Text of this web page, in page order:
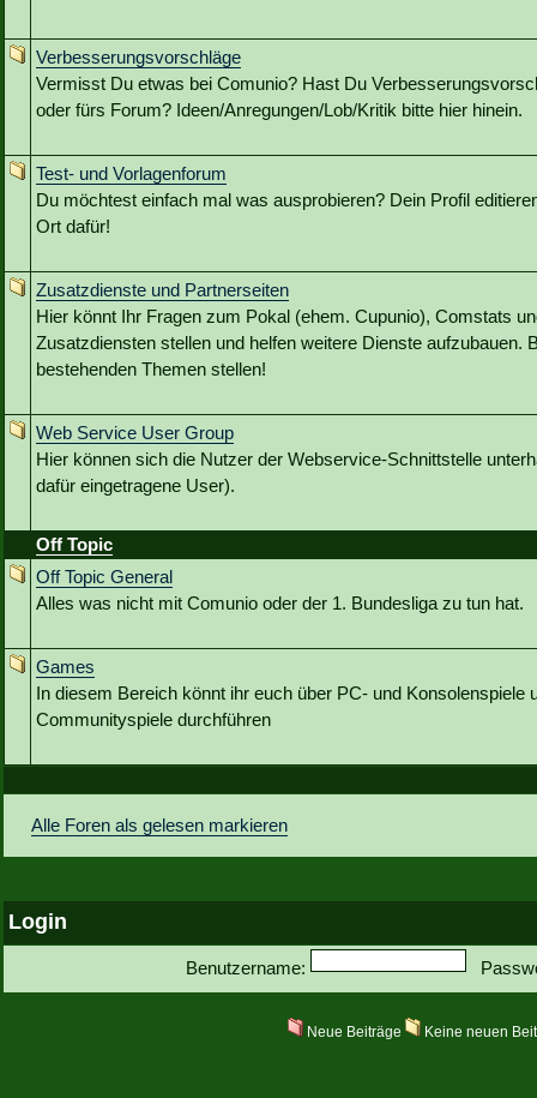
Verbesserungsvorschläge
Vermisst Du etwas bei Comunio? Hast Du
oder fürs Forum? Ideen/Anregungen/Lob/Kritik bitte hier hinein.
Test- und Vorlagenforum
Du möchtest einfach mal was ausprobieren? Dein Profil
Ort dafür!
Zusatzdienste und Partnerseiten
Hier könnt Ihr Fragen zum Pokal (ehem. Cupunio), Comstats
Zusatzdiensten stellen und helfen weitere Dienste aufzubauen.
bestehenden Themen stellen!
Web Service User Group
Hier können sich die Nutzer der Webservice-Schnittstelle
dafür eingetragene User).
Off Topic
Off Topic General
Alles was nicht mit Comunio oder der 1. Bundesliga zu tun hat.
Games
In diesem Bereich könnt ihr euch über PC- und Konsolenspiele
Communityspiele durchführen
Alle Foren als gelesen markieren
Login
Benutzername:
Neue Beiträge Keine neuen